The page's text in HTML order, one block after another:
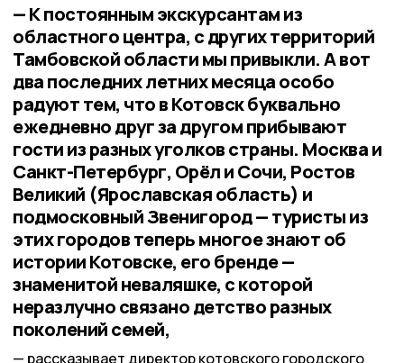
— К постоянным экскурсантам из
областного центра, с других территорий
Тамбовской области мы привыкли. А вот
два последних летних месяца особо
радуют тем, что в Котовск буквально
ежедневно друг за другом прибывают
гости из разных уголков страны. Москва и
Санкт-Петербург, Орёл и Сочи, Ростов
Великий (Ярославская область) и
подмосковный Звенигород — туристы из
этих городов теперь многое знают об
истории Котовске, его бренде —
знаменитой неваляшке, с которой
неразлучно связано детство разных
поколений семей,
рассказывает директор котовского городского